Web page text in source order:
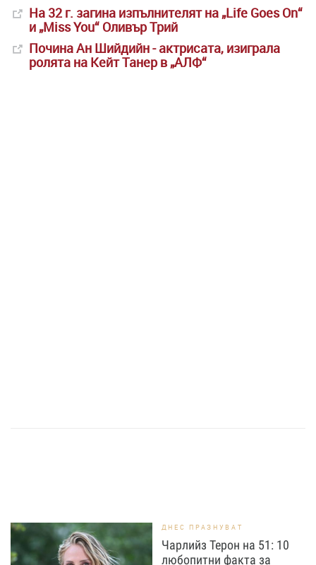
На 32 г. загина изпълнителят на „Life Goes On“
и „Miss You“ Оливър Трий
Почина Ан Шийдийн - актрисата, изиграла
ролята на Кейт Танер в „АЛФ“
ДНЕС ПРАЗНУВАТ
Чарлийз Терон на 51: 10
любопитни факта за